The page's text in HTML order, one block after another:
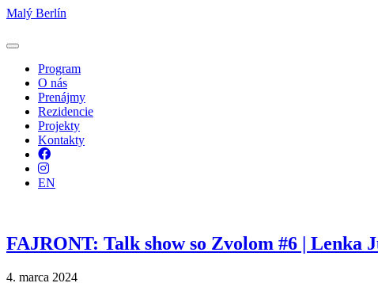
Malý Berlín
Program
O nás
Prenájmy
Rezidencie
Projekty
Kontakty
Facebook
Instagram
EN
FAJRONT: Talk show so Zvolom #6 | Lenka
4. marca 2024